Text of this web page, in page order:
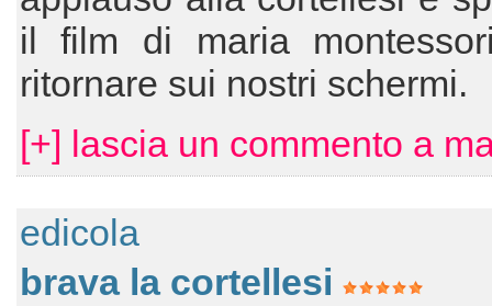
il film di maria
ritornare sui nostri schermi.
[+] lascia un commento a
edicola
brava la cortellesi